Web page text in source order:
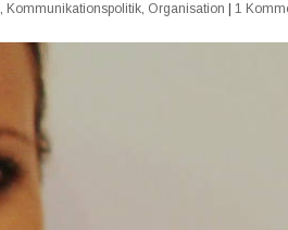
, Kommunikationspolitik, Organisation |1